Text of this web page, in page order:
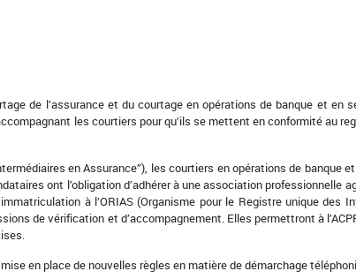
de l’assurance et du courtage en opérations de banque et
les courtiers pour qu’ils se mettent en conformité au
en Assurance”), les courtiers en opérations de banque
ont l’obligation d’adhérer à une association professionnelle
à l’ORIAS (Organisme pour le Registre unique des
de vérification et d’accompagnement. Elles permettront à
en place de nouvelles règles en matière de démarchage